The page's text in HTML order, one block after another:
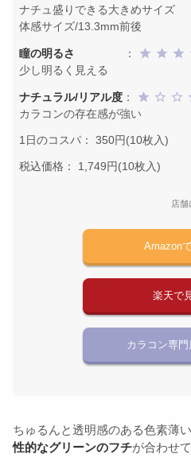
ナチュ盛りできる大きめサイズ
体感サイズ/13.3mm前後
瞳の明るさ
：
少し明るく見える
ナチュラル/リアル度 ：
カラコンの存在感が強い
1日のコスパ： 350円(10枚入)
税込価格： 1,749円(10枚入)
店
Amazon
楽天で
カラコン専門
ちゅるんと透明感のある色素薄
性的なグリーンのフチが合わせ